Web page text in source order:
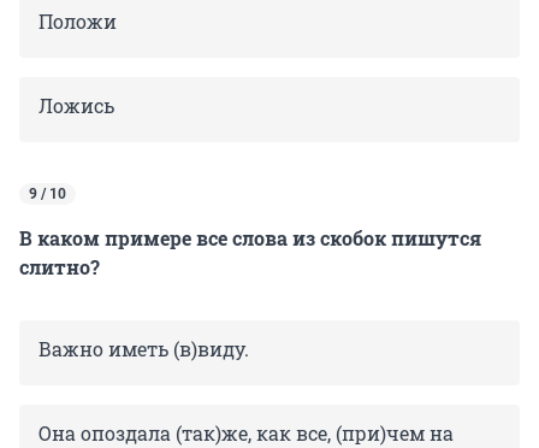
Положи
Ложись
9 / 10
В каком примере все слова из скобок пишутся
слитно?
Важно иметь (в)виду.
Она опоздала (так)же, как все, (при)чем на